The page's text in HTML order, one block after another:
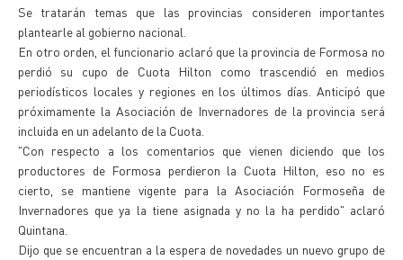
Se tratarán temas que las provincias consideren importantes
plantearle al gobierno nacional.
En otro orden, el funcionario aclaró que la provincia de Formosa no
perdió su cupo de Cuota Hilton como trascendió en medios
periodísticos locales y regiones en los últimos días. Anticipó que
próximamente la Asociación de Invernadores de la provincia será
incluida en un adelanto de la Cuota.
"Con respecto a los comentarios que vienen diciendo que los
productores de Formosa perdieron la Cuota Hilton, eso no es
cierto, se mantiene vigente para la Asociación Formoseña de
Invernadores que ya la tiene asignada y no la ha perdido" aclaró
Quintana.
Dijo que se encuentran a la espera de novedades un nuevo grupo de